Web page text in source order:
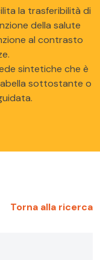
la trasferibilità di
della salute
al contrasto
sintetiche che è
sottostante o
Torna alla ricerca